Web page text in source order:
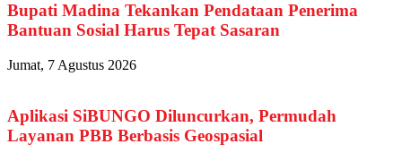
Bupati Madina Tekankan Pendataan Penerima
Bantuan Sosial Harus Tepat Sasaran
Jumat, 7 Agustus 2026
Aplikasi SiBUNGO Diluncurkan, Permudah
Layanan PBB Berbasis Geospasial